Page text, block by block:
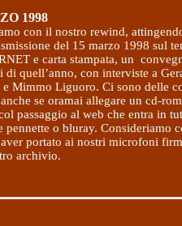
1998
con il nostro rewind,
del 15 marzo 1998 sul
e carta stampata, un
quell’anno, con interviste a
Mimmo Liguoro. Ci sono delle
se oramai allegare un cd-
passaggio al web che entra in
o bluray. Consideriamo
portato ai nostri microfoni
archivio.